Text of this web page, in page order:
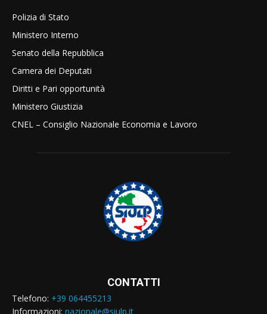
Polizia di Stato
Ministero Interno
Senato della Repubblica
Camera dei Deputati
Diritti e Pari opportunità
Ministero Giustizia
CNEL – Consiglio Nazionale Economia e Lavoro
CONTATTI
Telefono: +39 064455213
Informazioni: nazionale@siulp.it